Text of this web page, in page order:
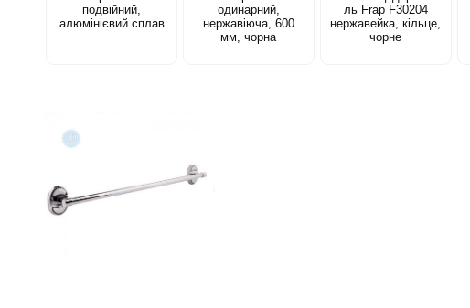
подвійний,
алюмінієвий сплав
одинарний,
нержавіюча, 600
мм, чорна
ль Frap F30204
нержавейка, кільце,
чорне